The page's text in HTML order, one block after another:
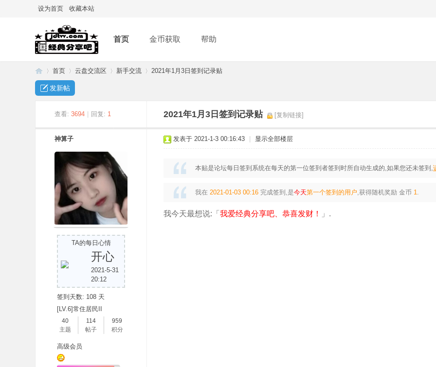
设为首页 收藏本站
首页 金币获取 帮助
首页
›
云盘交流区
›
新手交流 2021年1月3日签到记录贴
发新帖
查看: 3694 回复: 1 2021年1月3日签到记录贴 [复制链接]
神算子
TA的每日心情
开心
2021-5-31
20:12
签到天数: 108 天
[LV.6]常住居民II
40
主题
114
帖子
959
积分
高级会员
发表于 2021-1-3 00:16:43 显示全部楼层
本贴是论坛每日签到系统在每天的第一位签到者签到时所自动生成的,如果您还未签到,
我在 2021-01-03 00:16 完成签到,是今天第一个签到的用户,获得随机奖励 金币 1.
我今天最想说:「 我爱经典分享吧、恭喜发财！ 」.